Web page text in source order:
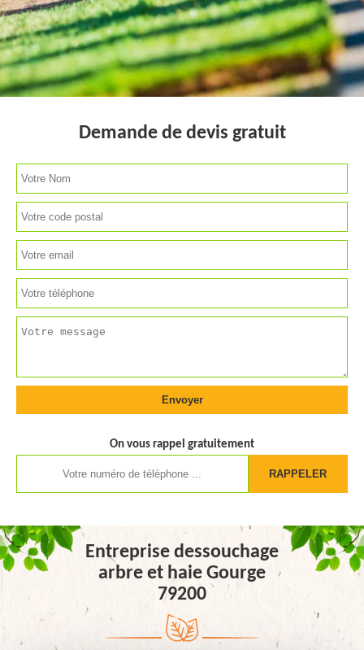
Demande de devis gratuit
On vous rappel gratuitement
Entreprise dessouchage
arbre et haie Gourge
79200